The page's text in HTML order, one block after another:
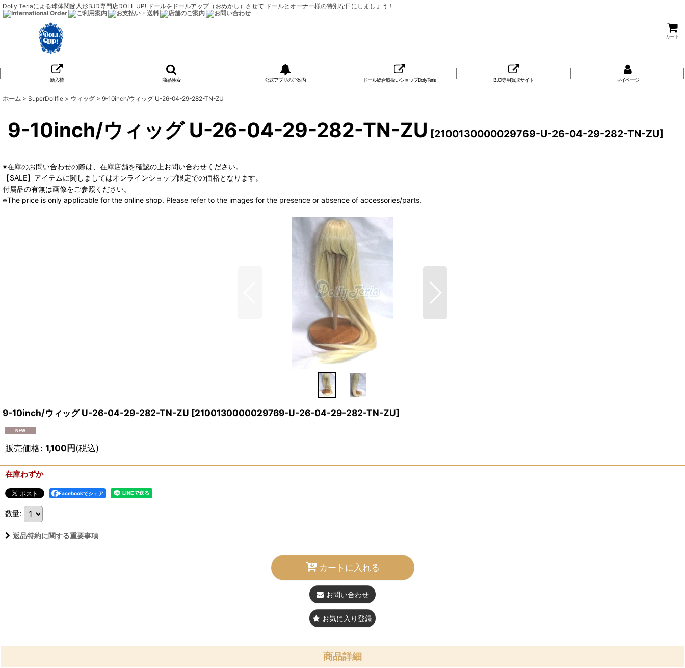
Dolly Teriaによる球体関節人形BJD専門店DOLL UP! ドールをドールアップ（おめかし）させて ドールとオーナー様の特別な日にしましょう！
カート
新入荷 商品検索 公式アプリのご案内 ドール総合取扱いショップDollyTeria BJD専用買取サイト マイページ
ホーム > SuperDollfie > ウィッグ > 9-10inch/ウィッグ U-26-04-29-282-TN-ZU
9-10inch/ウィッグ U-26-04-29-282-TN-ZU [2100130000029769-U-26-04-29-282-TN-ZU]
※在庫のお問い合わせの際は、在庫店舗を確認の上お問い合わせください。
【SALE】アイテムに関しましてはオンラインショップ限定での価格となります。
付属品の有無は画像をご参照ください。
※The price is only applicable for the online shop. Please refer to the images for the presence or absence of accessories/parts.
9-10inch/ウィッグ U-26-04-29-282-TN-ZU [2100130000029769-U-26-04-29-282-TN-ZU]
販売価格: 1,100円(税込)
在庫わずか
Facebookでシェア
数量:
返品特約に関する重要事項
カートに入れる
お問い合わせ
お気に入り登録
商品詳細